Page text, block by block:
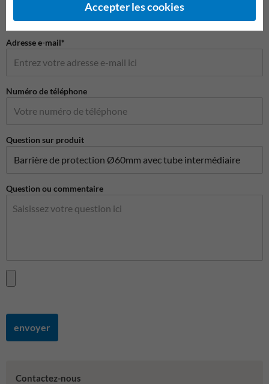
Adresse e-mail*
Numéro de téléphone
Question sur produit
Question ou commentaire
envoyer
Contactez-nous
Accepter les cookies